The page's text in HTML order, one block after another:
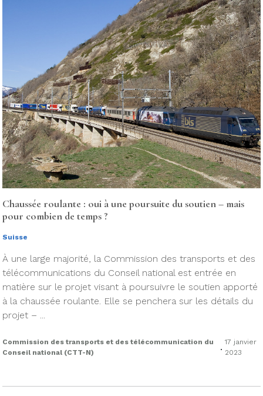
Chaussée roulante : oui à une poursuite du soutien – mais
pour combien de temps ?
Suisse
À une large majorité, la Commission des transports et des
télécommunications du Conseil national est entrée en
matière sur le projet visant à poursuivre le soutien apporté
à la chaussée roulante. Elle se penchera sur les détails du
projet – ...
Commission des transports et des télécommunication du
Conseil national (CTT-N)
. 17 janvier
2023